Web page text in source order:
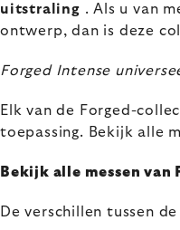
uitstraling . Als u van
ontwerp, dan is deze
Forged Intense
Elk van de Forged-
toepassing. Bekijk alle
Bekijk alle messen van
De verschillen tussen